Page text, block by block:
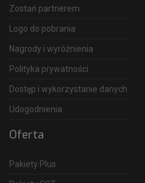
Zostań partnerem
Logo do pobrania
Nagrody i wyróżnienia
Polityka prywatności
Dostęp i wykorzystanie danych
Udogodnienia
Oferta
Pakiety Plus